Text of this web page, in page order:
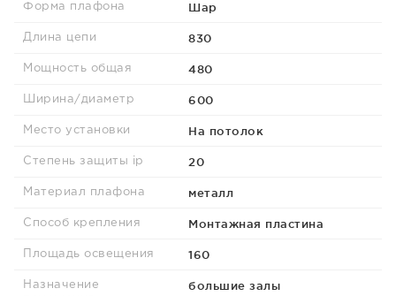
Форма плафона Шар
Длина цепи 830
Мощность общая 480
Ширина/диаметр 600
Место установки На потолок
Степень защиты ip 20
Материал плафона металл
Способ крепления Монтажная пластина
Площадь освещения 160
Назначение
большие залы